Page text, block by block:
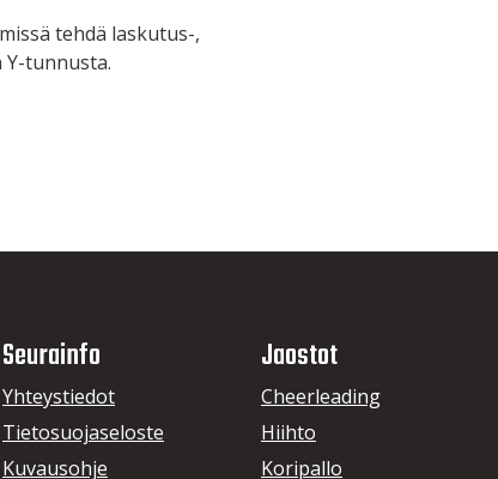
tehdä laskutus-,
Y-tunnusta.
Seurainfo
Yhteystiedot
Tietosuojaseloste
Kuvausohje
Jaostot
Cheerleading
Hiihto
Koripallo